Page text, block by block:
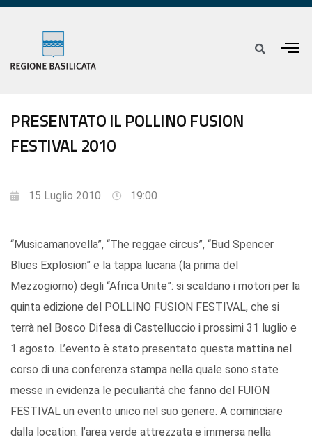
PRESENTATO IL POLLINO FUSION
FESTIVAL 2010
15 Luglio 2010 19:00
“Musicamanovella”, “The reggae circus”, “Bud Spencer
Blues Explosion” e la tappa lucana (la prima del
Mezzogiorno) degli “Africa Unite”: si scaldano i motori per la
quinta edizione del POLLINO FUSION FESTIVAL, che si
terrà nel Bosco Difesa di Castelluccio i prossimi 31 luglio e
1 agosto. L’evento è stato presentato questa mattina nel
corso di una conferenza stampa nella quale sono state
messe in evidenza le peculiarità che fanno del FUION
FESTIVAL un evento unico nel suo genere. A cominciare
dalla location: l’area verde attrezzata e immersa nella